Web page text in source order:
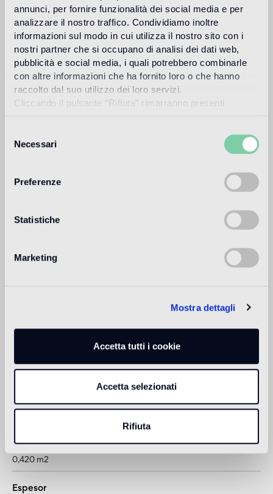
annunci, per fornire funzionalità dei social media e per
analizzare il nostro traffico. Condividiamo inoltre
informazioni sul modo in cui utilizza il nostro sito con i
nostri partner che si occupano di analisi dei dati web,
pubblicità e social media, i quali potrebbero combinarle
con altre informazioni che ha fornito loro o che hanno
raccolto dal suo utilizzo dei loro servizi.
Cliccando il pulsante “Rifiuta” rimarranno presenti
tecnici.
delNecessari
Preferenze
Statistiche
Marketing
Mostra dettagli
Accetta tutti i cookie
Accetta selezionati
Rifiuta
Más información
Uso previsto
Suelo de interior
Suelo de exteriores
Piscina y SPA
1adatto anche per pavimenti radianti
Información sobre el producto
Cantidad por caja
0,420 m2
Espesor